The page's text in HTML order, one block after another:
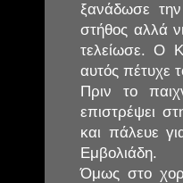
ξανάδωσε
στήθος αλλά
τελείωσε. Ο
αυτός πέτυχε
Πριν το
επιστρέψει
και πάλευε
Εμβολιάδη.
Όμως στο